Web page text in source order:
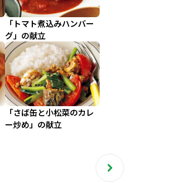
「トマト煮込みハンバー
グ」の献立
「さば缶と小松菜のカレ
ー炒め」の献立